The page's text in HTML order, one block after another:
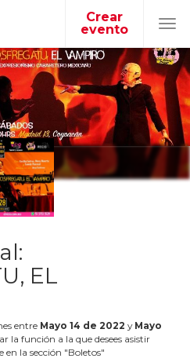
Crear
evento
EL
entre Mayo 14 de 2022 y Mayo
la función a la que desees asistir
en la sección "Boletos"